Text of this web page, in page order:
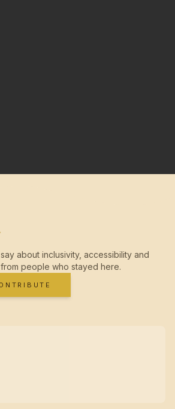
about inclusivity, accessibility and
people who stayed here.